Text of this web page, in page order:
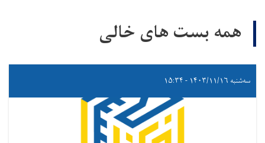
همه بست های خالی
سه‌شنبه ۱۴۰۳/۱۱/۱۶ - ۱۵:۳۴